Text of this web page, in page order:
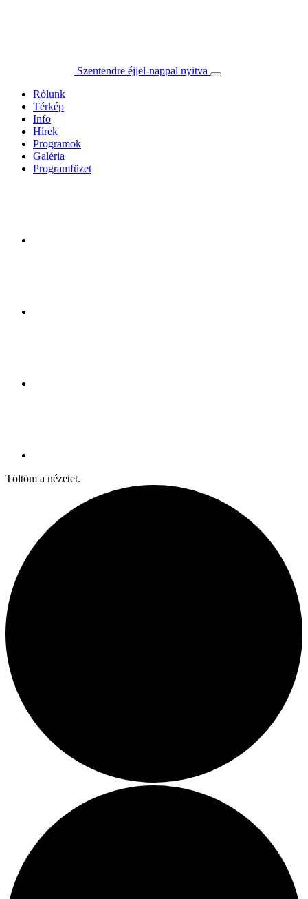
Szentendre éjjel-nappal nyitva
Rólunk
Térkép
Info
Hírek
Programok
Galéria
Programfüzet
Töltöm a nézetet.